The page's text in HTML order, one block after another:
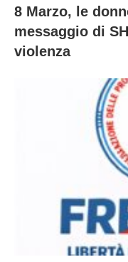
8 Marzo, le
messaggio di
violenza